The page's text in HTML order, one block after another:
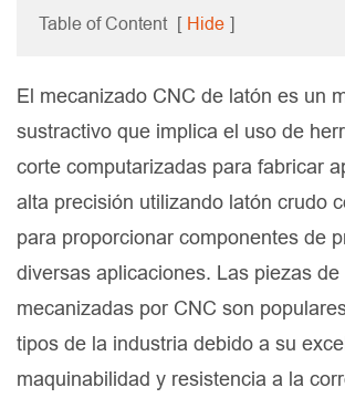
Table of Content [ Hide ]
El mecanizado CNC de latón es un
sustractivo que implica el uso de
corte computarizadas para fabricar
alta precisión utilizando latón crudo
para proporcionar componentes de
diversas aplicaciones. Las piezas de
mecanizadas por CNC son
tipos de la industria debido a su
maquinabilidad y resistencia a la